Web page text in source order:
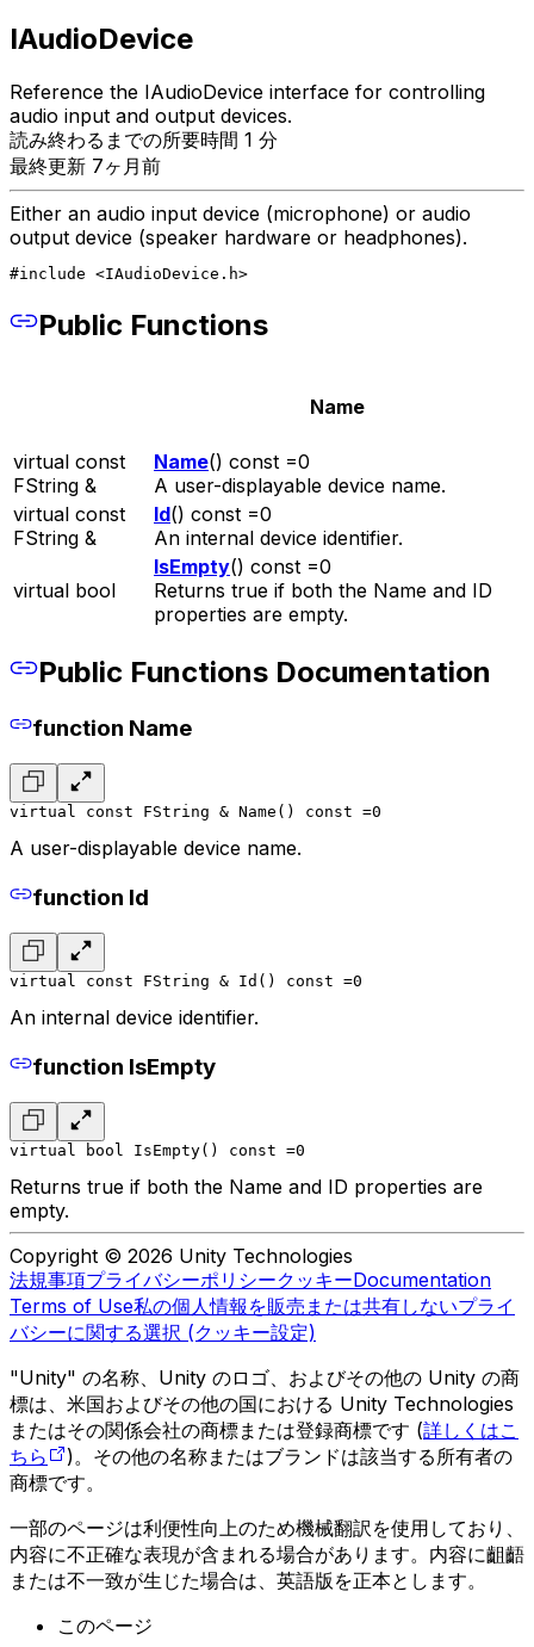
IAudioDevice
Reference the IAudioDevice interface for controlling
audio input and output devices.
読み終わるまでの所要時間 1 分
最終更新 7ヶ月前
Either an audio input device (microphone) or audio
output device (speaker hardware or headphones).
#include <IAudioDevice.h>
Public Functions
Name
virtual const
FString &
Name() const =0
A user-displayable device name.
virtual const
FString &
Id() const =0
An internal device identifier.
virtual bool
IsEmpty() const =0
Returns true if both the Name and ID
properties are empty.
Public Functions Documentation
function Name
virtual const FString & Name() const =0
A user-displayable device name.
function Id
virtual const FString & Id() const =0
An internal device identifier.
function IsEmpty
virtual bool IsEmpty() const =0
Returns true if both the Name and ID properties are
empty.
Copyright © 2026 Unity Technologies
法規事項プライバシーポリシークッキーDocumentation
Terms of Use私の個人情報を販売または共有しないプライ
バシーに関する選択 (クッキー設定)
"Unity" の名称、Unity のロゴ、およびその他の Unity の商
標は、米国およびその他の国における Unity Technologies
またはその関係会社の商標または登録商標です (詳しくはこ
ちら
)。その他の名称またはブランドは該当する所有者の
商標です。
一部のページは利便性向上のため機械翻訳を使用しており、
内容に不正確な表現が含まれる場合があります。内容に齟齬
または不一致が生じた場合は、英語版を正本とします。
このページ